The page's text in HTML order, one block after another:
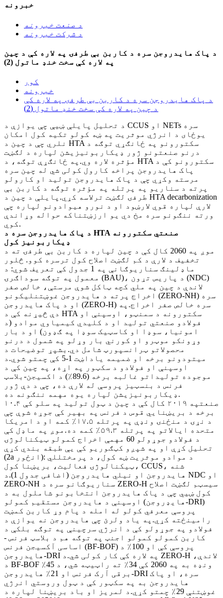
خبرونه
د صنعت خبرونه
د شرکت خبرونه
د پاک هایدروجن سره د کاربن بې طرفۍ په لاره کې د چین
په لاره کې سخت خنډ ماتول (2)
کور
خبرونه
د پاک هایدروجن سره د کاربن بې طرفۍ په لاره کې
د چین په لاره کې سخت خنډ ماتول (2)
د تحلیل پایلې ښیې چې یوازې د CCUS او NETs سره
یوځای د انرژي موثریت په ښه کولو تکیه کول امکان
نلري چې د چین د HTA سکتورونو په ځانګړي توګه د
درنو صنعتونو ژور ډیکاربونیزیشن لپاره د لګښت
مؤثره لاره وي.په ځانګړې توګه، د HTA سکتورونو کې د
پاک هایدروجن پراخه کارول کولی شي له چین سره
مرسته وکړي چې د پاک هایدروجن تولید او کارولو
پرته د سناریو په پرتله په مؤثره توګه د کاربن بې
طرفۍ لګښت ترلاسه کړي.پایلې د چین د HTA decarbonization
لارې لپاره قوي لارښود او د نورو هیوادونو لپاره چې
ورته ننګونو سره مخ دي یو ارزښتناکه حواله وړاندې
کوي.
د پاک هایدروجن سره د HTA صنعتي سکتورونه
ډیکاربونیز کول
موږ په 2060 کال کې د چین لپاره د کاربن بې طرفۍ ته د
تخفیف د لارې د کم لګښت اصلاح کول ترسره کوو. څلور
ماډلینګ سناریوګانې په 1 جدول کې تعریف شوي: د
معمول په توګه سوداګرۍ (BAU)، د پاریس تړون (NDC)
لاندې د چین په ملي کچه ټاکل شوې مرستې، خالص صفر
اخراج پرته د هایدروجن غوښتنلیکونو (ZERO-NH) سره
او د پاک هایدروجن (ZERO-H) سره خالص صفر اخراج.په
دې څیړنه کې د HTA سکتورونه د سمنټو، اوسپنې او
فولادو صنعتي تولید او د کلیدي کیمیاوي موادو (د
امونیا، سوډا او کاسټیک سوډا په ګډون) او د بار
وړونکو موټرو او کورني بار وړلو په شمول د درنو
محصولاتو ټرانسپورټ شامل دي.بشپړ توضیحات د
میتودونو برخه او ضمیمه یاداښت 1-5 کې چمتو شوي.د
اوسپنې او فولادو د سکټور په اړه، په چین کې د
موجوده تولیداتو غالبه برخه (89.6٪) د اکسیجن-بلاسټ
فرنس د بنسټیز پروسې له لارې ده، چې د دې ژور
ډیکاربونیزیشن لپاره یوه مهمه ننګونه ده.
صنعتپه ۲۰۱۹ کال کې د چين د ټول توليد په سلو کې ۱۰.۴
برخه د بريښنايي قوس د فرنس په بهير کې جوړه شوې چې
د نړۍ د منځنۍ ونډې په پرتله ۱۷.۵٪ کمه او د امريکا
متحده ايالاتو په پرتله ۵۹.۳٪ کمه ده.موږ په ماډل کې
د فولادو جوړولو 60 مهمې اخراج کمولو ټیکنالوژۍ
تحلیل کړې او په شپږو کټګوریو کې یې طبقه بندي کړې
(2a انځور): د موادو موثریت ښه کول، د پرمختللي
ټیکنالوژۍ فعالیت، بریښنا کول، CCUS، شنه
هایدروجن او نیلي هایدروجن (اضافی جدول 1).د NDC او
ZERO-NH سناریوګانو سره د ZERO-H سیسټم لګښت اصلاح
کول ښیي چې د پاک هایدروجن انتخابونو شاملول به د
اوسپنې د هایدروجن مستقیم کمولو (هایډروجن-DRI)
پروسې معرفي کولو له امله د پام وړ کاربن کمښت
رامینځته کړي.په یاد ولرئ چې هایدروجن نه یوازې د
فولادو په جوړولو کې د انرژي سرچینې په توګه بلکې د
کاربن کمولو کمولو اجنټ په توګه هم د بلاسټ فرنس -
اساسی آکسیجن فرنس (BF-BOF) پروسې کې او 100٪ د
هایدروجن-DRI په لاره کې کار کولی شي.د ZERO-H لاندې،
د BF-BOF ونډه به په 2060 کې 34٪ ته راټیټه شي، د 45٪
برقی آرک فرنس او ​​21٪ هایدروجن-DRI سره، او پاک
هایدروجن به په سکټور کې د ټول وروستي انرژي
غوښتنې 29٪ چمتو کړي.د لمریز او باد بریښنا لپاره د